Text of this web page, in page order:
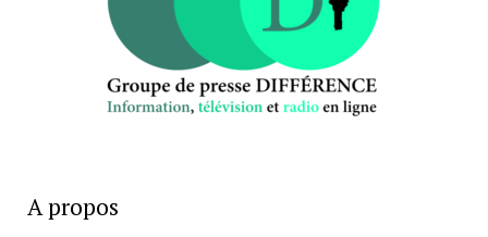
A propos